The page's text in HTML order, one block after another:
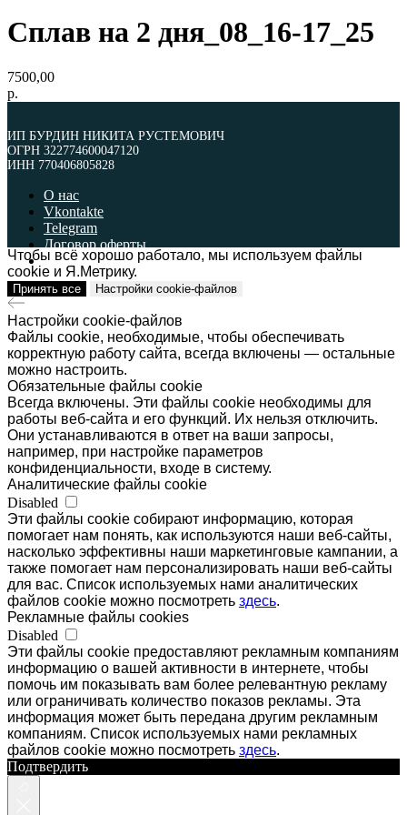
Сплав на 2 дня_08_16-17_25
7500,00
р.
ИП БУРДИН НИКИТА РУСТЕМОВИЧ
ОГРН 322774600047120
ИНН 770406805828
О нас
Vkontakte
Telegram
Договор оферты
Политика обработки персональных данных
ИП БУРДИН НИКИТА РУСТЕМОВИЧ
ОГРН 322774600047120
ИНН 770406805828
Наверх
Чтобы всё хорошо работало, мы используем файлы
cookie и Я.Метрику.
Принять все Настройки cookie-файлов
Настройки cookie-файлов
Файлы cookie, необходимые, чтобы обеспечивать
корректную работу сайта, всегда включены — остальные
можно настроить.
Обязательные файлы cookie
Всегда включены. Эти файлы cookie необходимы для
работы веб-сайта и его функций. Их нельзя отключить.
Они устанавливаются в ответ на ваши запросы,
например, при настройке параметров
конфиденциальности, входе в систему.
Аналитические файлы cookie
Disabled
Эти файлы cookie собирают информацию, которая
помогает нам понять, как используются наши веб-сайты,
насколько эффективны наши маркетинговые кампании, а
также помогает нам персонализировать наши веб-сайты
для вас. Список используемых нами аналитических
файлов cookie можно посмотреть здесь.
Рекламные файлы cookies
Disabled
Эти файлы cookie предоставляют рекламным компаниям
информацию о вашей активности в интернете, чтобы
помочь им показывать вам более релевантную рекламу
или ограничивать количество показов рекламы. Эта
информация может быть передана другим рекламным
компаниям. Список используемых нами рекламных
файлов cookie можно посмотреть здесь.
Подтвердить